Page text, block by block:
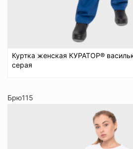
Куртка женская КУРАТОР®
серая
Брю115